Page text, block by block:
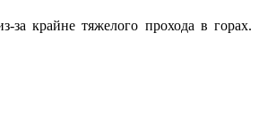
крайне тяжелого прохода в горах.